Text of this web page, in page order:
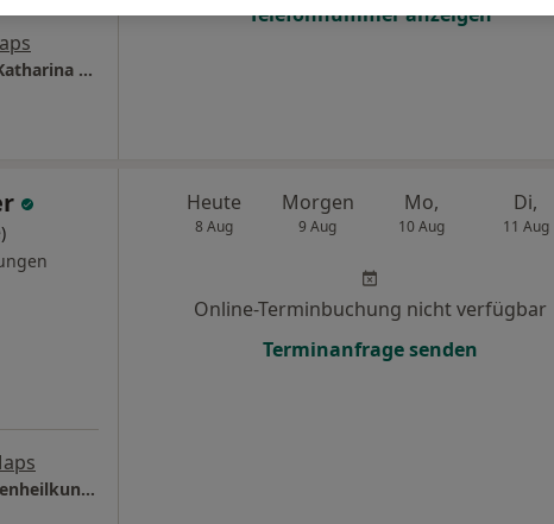
Gynäkologische Facharztpraxis Dr. med. Katharina Keisers
Telefonnummer anzeigen
Praxis Roderich Deinzer Facharzt für Frauenheilkunde und Geburtshilfe
Heute
8 Aug
Morgen
9 Aug
Mo,
10 Aug
Di,
11 Aug
Online-Terminbuchung nicht verfügbar
Terminanfrage senden